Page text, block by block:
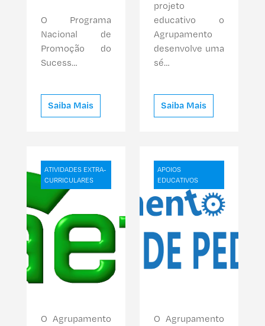
O Programa
Nacional de
Promoção do
Sucess…
Saiba Mais
projeto
educativo o
Agrupamento
desenvolve uma
sé…
Saiba Mais
ATIVIDADES EXTRA-
CURRICULARES
O Agrupamento
APOIOS
EDUCATIVOS
O Agrupamento